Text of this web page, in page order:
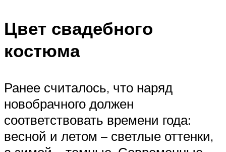
Цвет свадебного
костюма
Ранее считалось, что наряд
новобрачного должен
соответствовать времени года:
весной и летом – светлые оттенки,